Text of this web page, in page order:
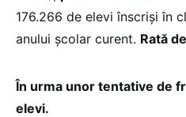
176.266 de elevi înscriși în
anului școlar curent. Rată
În urma unor tentative de
elevi.